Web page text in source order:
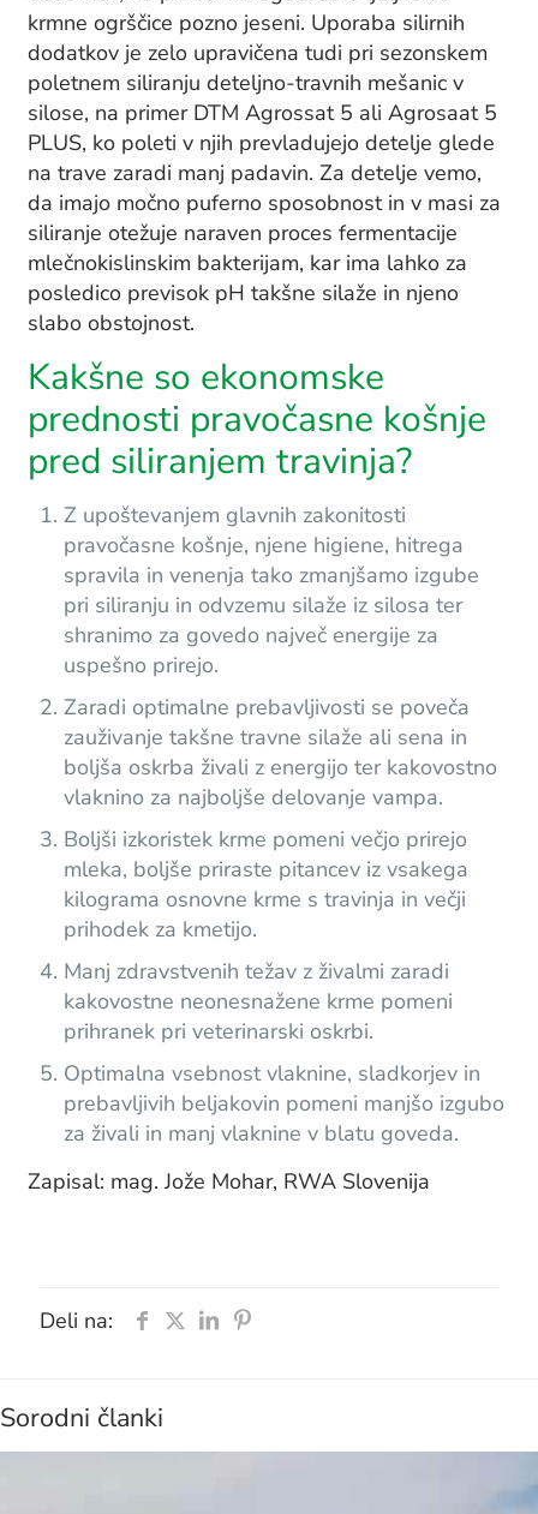
krmne ogrščice pozno jeseni. Uporaba silirnih
dodatkov je zelo upravičena tudi pri sezonskem
poletnem siliranju deteljno-travnih mešanic v
silose, na primer DTM Agrossat 5 ali Agrosaat 5
PLUS, ko poleti v njih prevladujejo detelje glede
na trave zaradi manj padavin. Za detelje vemo,
da imajo močno puferno sposobnost in v masi za
siliranje otežuje naraven proces fermentacije
mlečnokislinskim bakterijam, kar ima lahko za
posledico previsok pH takšne silaže in njeno
slabo obstojnost.
Kakšne so ekonomske
prednosti pravočasne košnje
pred siliranjem travinja?
Z upoštevanjem glavnih zakonitosti
pravočasne košnje, njene higiene, hitrega
spravila in venenja tako zmanjšamo izgube
pri siliranju in odvzemu silaže iz silosa ter
shranimo za govedo največ energije za
uspešno prirejo.
Zaradi optimalne prebavljivosti se poveča
zauživanje takšne travne silaže ali sena in
boljša oskrba živali z energijo ter kakovostno
vlaknino za najboljše delovanje vampa.
Boljši izkoristek krme pomeni večjo prirejo
mleka, boljše priraste pitancev iz vsakega
kilograma osnovne krme s travinja in večji
prihodek za kmetijo.
Manj zdravstvenih težav z živalmi zaradi
kakovostne neonesnažene krme pomeni
prihranek pri veterinarski oskrbi.
Optimalna vsebnost vlaknine, sladkorjev in
prebavljivih beljakovin pomeni manjšo izgubo
za živali in manj vlaknine v blatu goveda.
Zapisal: mag. Jože Mohar, RWA Slovenija
Deli na:
Sorodni članki